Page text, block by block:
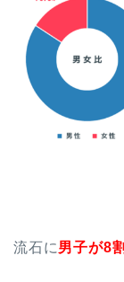
流石に男子が8